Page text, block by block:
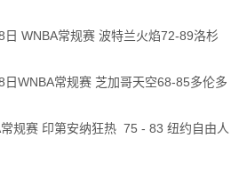
WNBA常规赛 波特兰火焰72-89洛杉
WNBA常规赛 芝加哥天空68-85多伦多
规赛 印第安纳狂热 75 - 83 纽约自由人